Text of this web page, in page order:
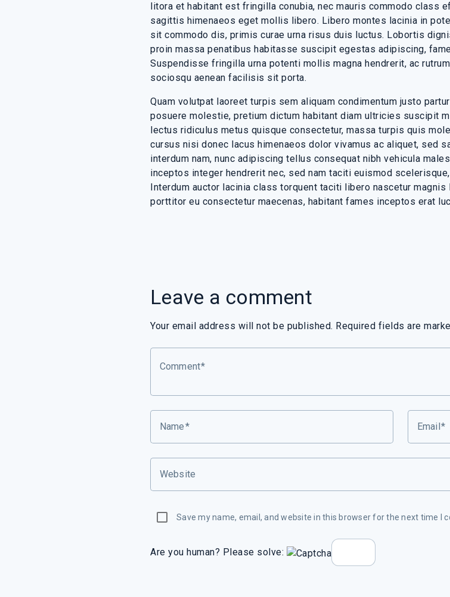
litora et habitant est fringilla conubia, nec mauris commodo
sagittis himenaeos eget mollis libero. Libero montes lacinia in
sit commodo dis, primis curae urna risus duis luctus. Lobortis
proin massa penatibus habitasse suscipit egestas adipiscing,
Suspendisse fringilla urna potenti mollis magna hendrerit, ac
sociosqu aenean facilisis sit porta.
Quam volutpat laoreet turpis sem aliquam condimentum justo
posuere molestie, pretium dictum habitant diam ultricies suscipit
lectus ridiculus metus quisque consectetur, massa turpis quis
cursus nisi donec lacus himenaeos dolor vivamus ac aliquet, sed
interdum nam, nunc adipiscing tellus consequat nibh vehicula
inceptos integer hendrerit nec, sed nam taciti euismod
Interdum auctor lacinia class torquent taciti libero nascetur
porttitor eu consectetur maecenas, habitant fames inceptos erat
Leave a comment
Your email address will not be published. Required fields are
Comment
Name Email
Website
Save my name, email, and website in this browser for the next time I
Are you human? Please solve: